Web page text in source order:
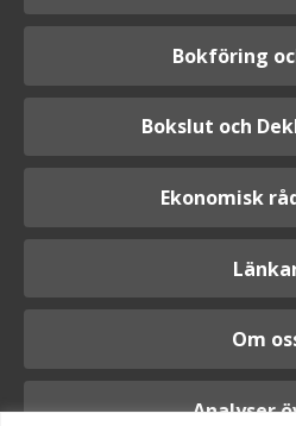
Bokföring
Bokslut och
Ekonomisk
Om
Analyser